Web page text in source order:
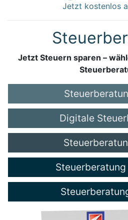
Jetzt kostenlos
Jetzt Steuern sparen –
Digitale